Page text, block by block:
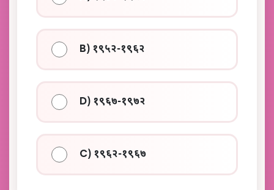
B) १९५२-१९६२
D) १९६७-१९७२
C) १९६२-१९६७